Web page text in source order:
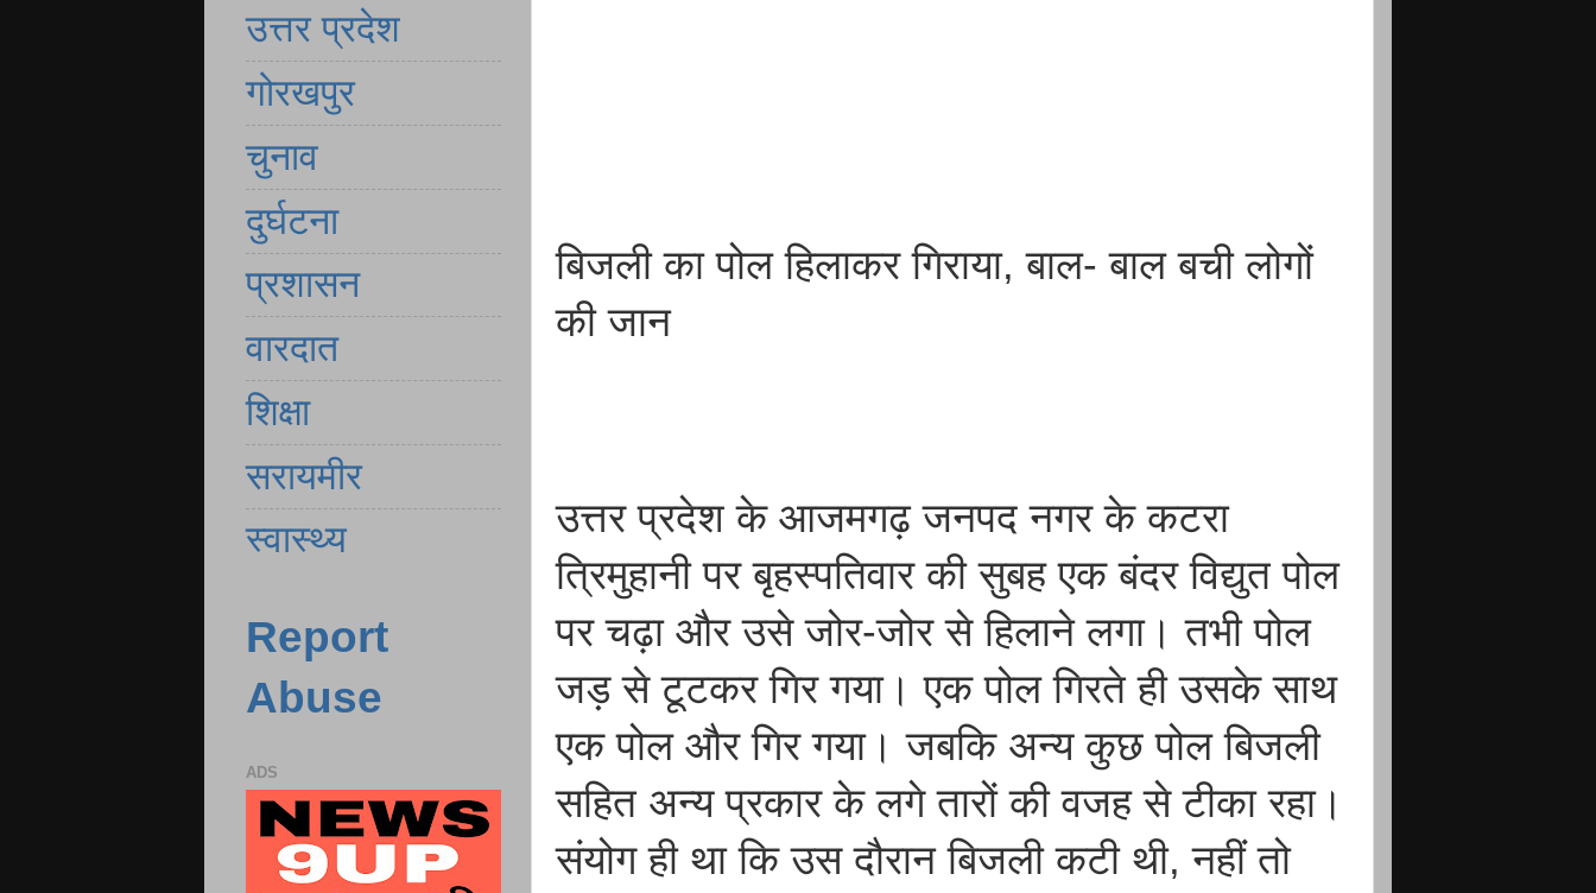
बिजली का पोल हिलाकर गिराया, बाल- बाल बची लोगों
की जान
उत्तर प्रदेश के आजमगढ़ जनपद नगर के कटरा
त्रिमुहानी पर बृहस्पतिवार की सुबह एक बंदर विद्युत पोल
पर चढ़ा और उसे जोर-जोर से हिलाने लगा। तभी पोल
जड़ से टूटकर गिर गया। एक पोल गिरते ही उसके साथ
एक पोल और गिर गया। जबकि अन्य कुछ पोल बिजली
सहित अन्य प्रकार के लगे तारों की वजह से टीका रहा।
संयोग ही था कि उस दौरान बिजली कटी थी, नहीं तो
उत्तर प्रदेश
गोरखपुर
चुनाव
दुर्घटना
प्रशासन
वारदात
शिक्षा
सरायमीर
स्वास्थ्य
Report
Abuse
ADS